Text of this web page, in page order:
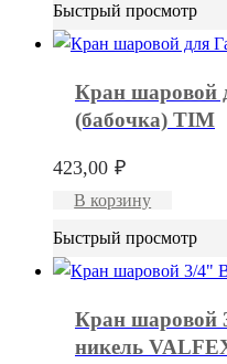
Быстрый просмотр
Кран шаровой
(бабочка) TIM
423,00 ₽
В корзину
Быстрый просмотр
Кран шаровой
никель